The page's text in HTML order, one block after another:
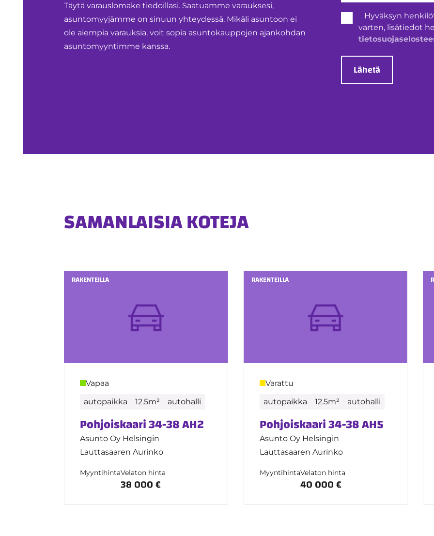
Täytä varauslomake tiedoillasi. Saatuamme varauksesi,
asuntomyyjämme on sinuun yhteydessä. Mikäli asuntoon ei
ole aiempia varauksia, voit sopia asuntokauppojen ajankohdan
asuntomyyntimme kanssa.
Henkilötietojen
käsittely*
Hyväksyn
varten, lisätiedot
Lähetä
SAMANLAISIA KOTEJA
RAKENTEILLA
Vapaa
autopaikka
12.5m² autohalli
Pohjoiskaari 34-38 AH2
Asunto Oy Helsingin
Lauttasaaren Aurinko
MyyntihintaVelaton hinta
38 000 €
RAKENTEILLA
Varattu
autopaikka
12.5m² autohalli
Pohjoiskaari 34-38 AH5
Asunto Oy Helsingin
Lauttasaaren Aurinko
MyyntihintaVelaton hinta
40 000 €